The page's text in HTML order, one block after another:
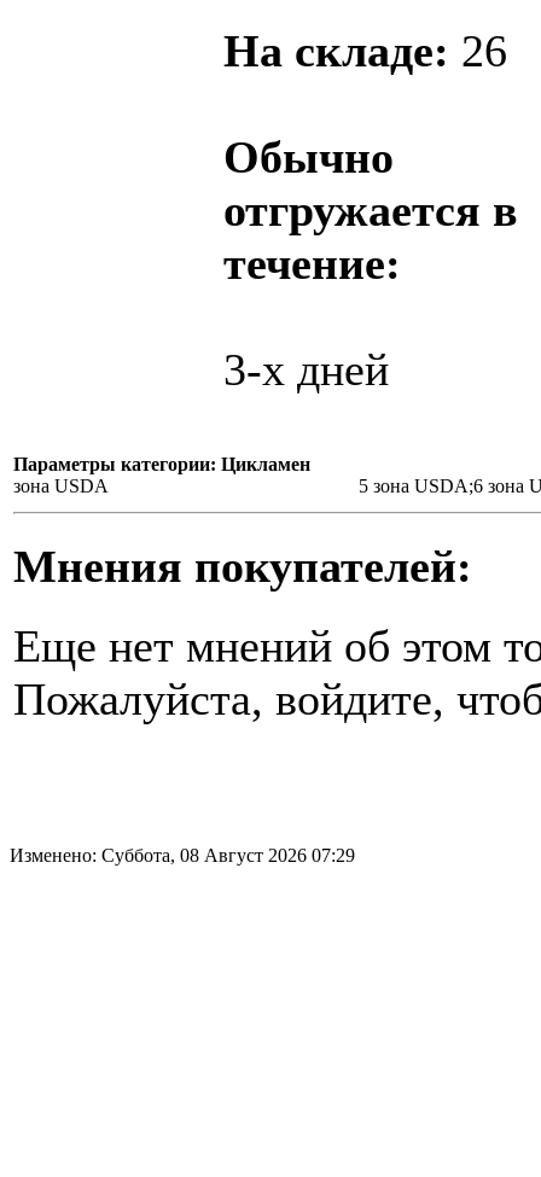
На складе: 26
Обычно
отгружается в
течение:
3-х дней
Параметры категории: Цикламен
зона USDA
5 зона USDA;6 зона
Мнения покупателей:
Еще нет мнений об этом
Пожалуйста, войдите,
Изменено: Суббота, 08 Август 2026 07:29